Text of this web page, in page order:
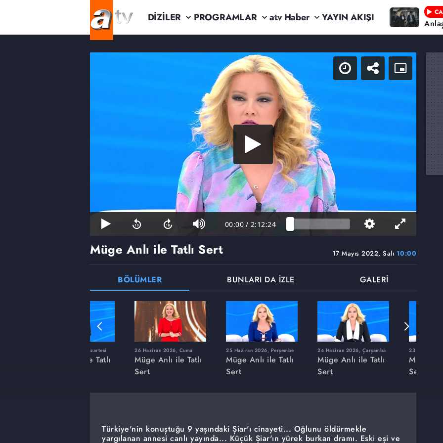
DİZİLER PROGRAMLAR atv Haber YAYIN AKIŞI
00:00 / 2:12:24
17 Mayıs 2022, Salı 10:00
Müge Anlı ile Tatlı Sert
BÖLÜMLER BUNLARI DA İZLE GALERİ
8 Haziran 2026, Pazartesi
Müge Anlı ile Tatlı
26 Haziran 2026, Cuma
Müge Anlı ile Tatlı
Sert
25 Haziran 2026, Perşembe
Müge Anlı ile Tatlı
Sert
24 Haziran 2026, Çarşamba
Müge Anlı ile Tatlı
Sert
23 Haziran
Müge
Sert
Türkiye'nin konuştuğu 9 yaşındaki Şiar'ı cinayeti... Oğlunu öldürmekle
yargılanan annesi canlı yayında... Küçük Şiar'ın yürek burkan dramı. Eski eşi ve